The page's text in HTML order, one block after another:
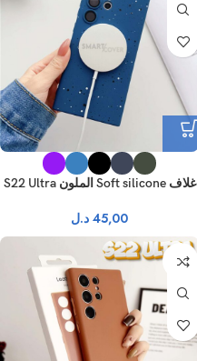
غلاف Soft silicone الملون S22 Ultra
45,00 د.ل
نفذ